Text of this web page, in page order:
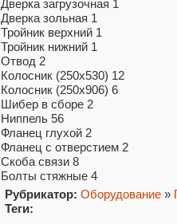
Дверка загрузочная 1
Дверка зольная 1
Тройник верхний 1
Тройник нижний 1
Отвод 2
Колосник (250х530) 12
Колосник (250х906) 6
Шибер в сборе 2
Ниппель 56
Фланец глухой 2
Фланец с отверстием 2
Скоба связи 8
Болты стяжные 4
Рубрикатор: Оборудование »
Теги: